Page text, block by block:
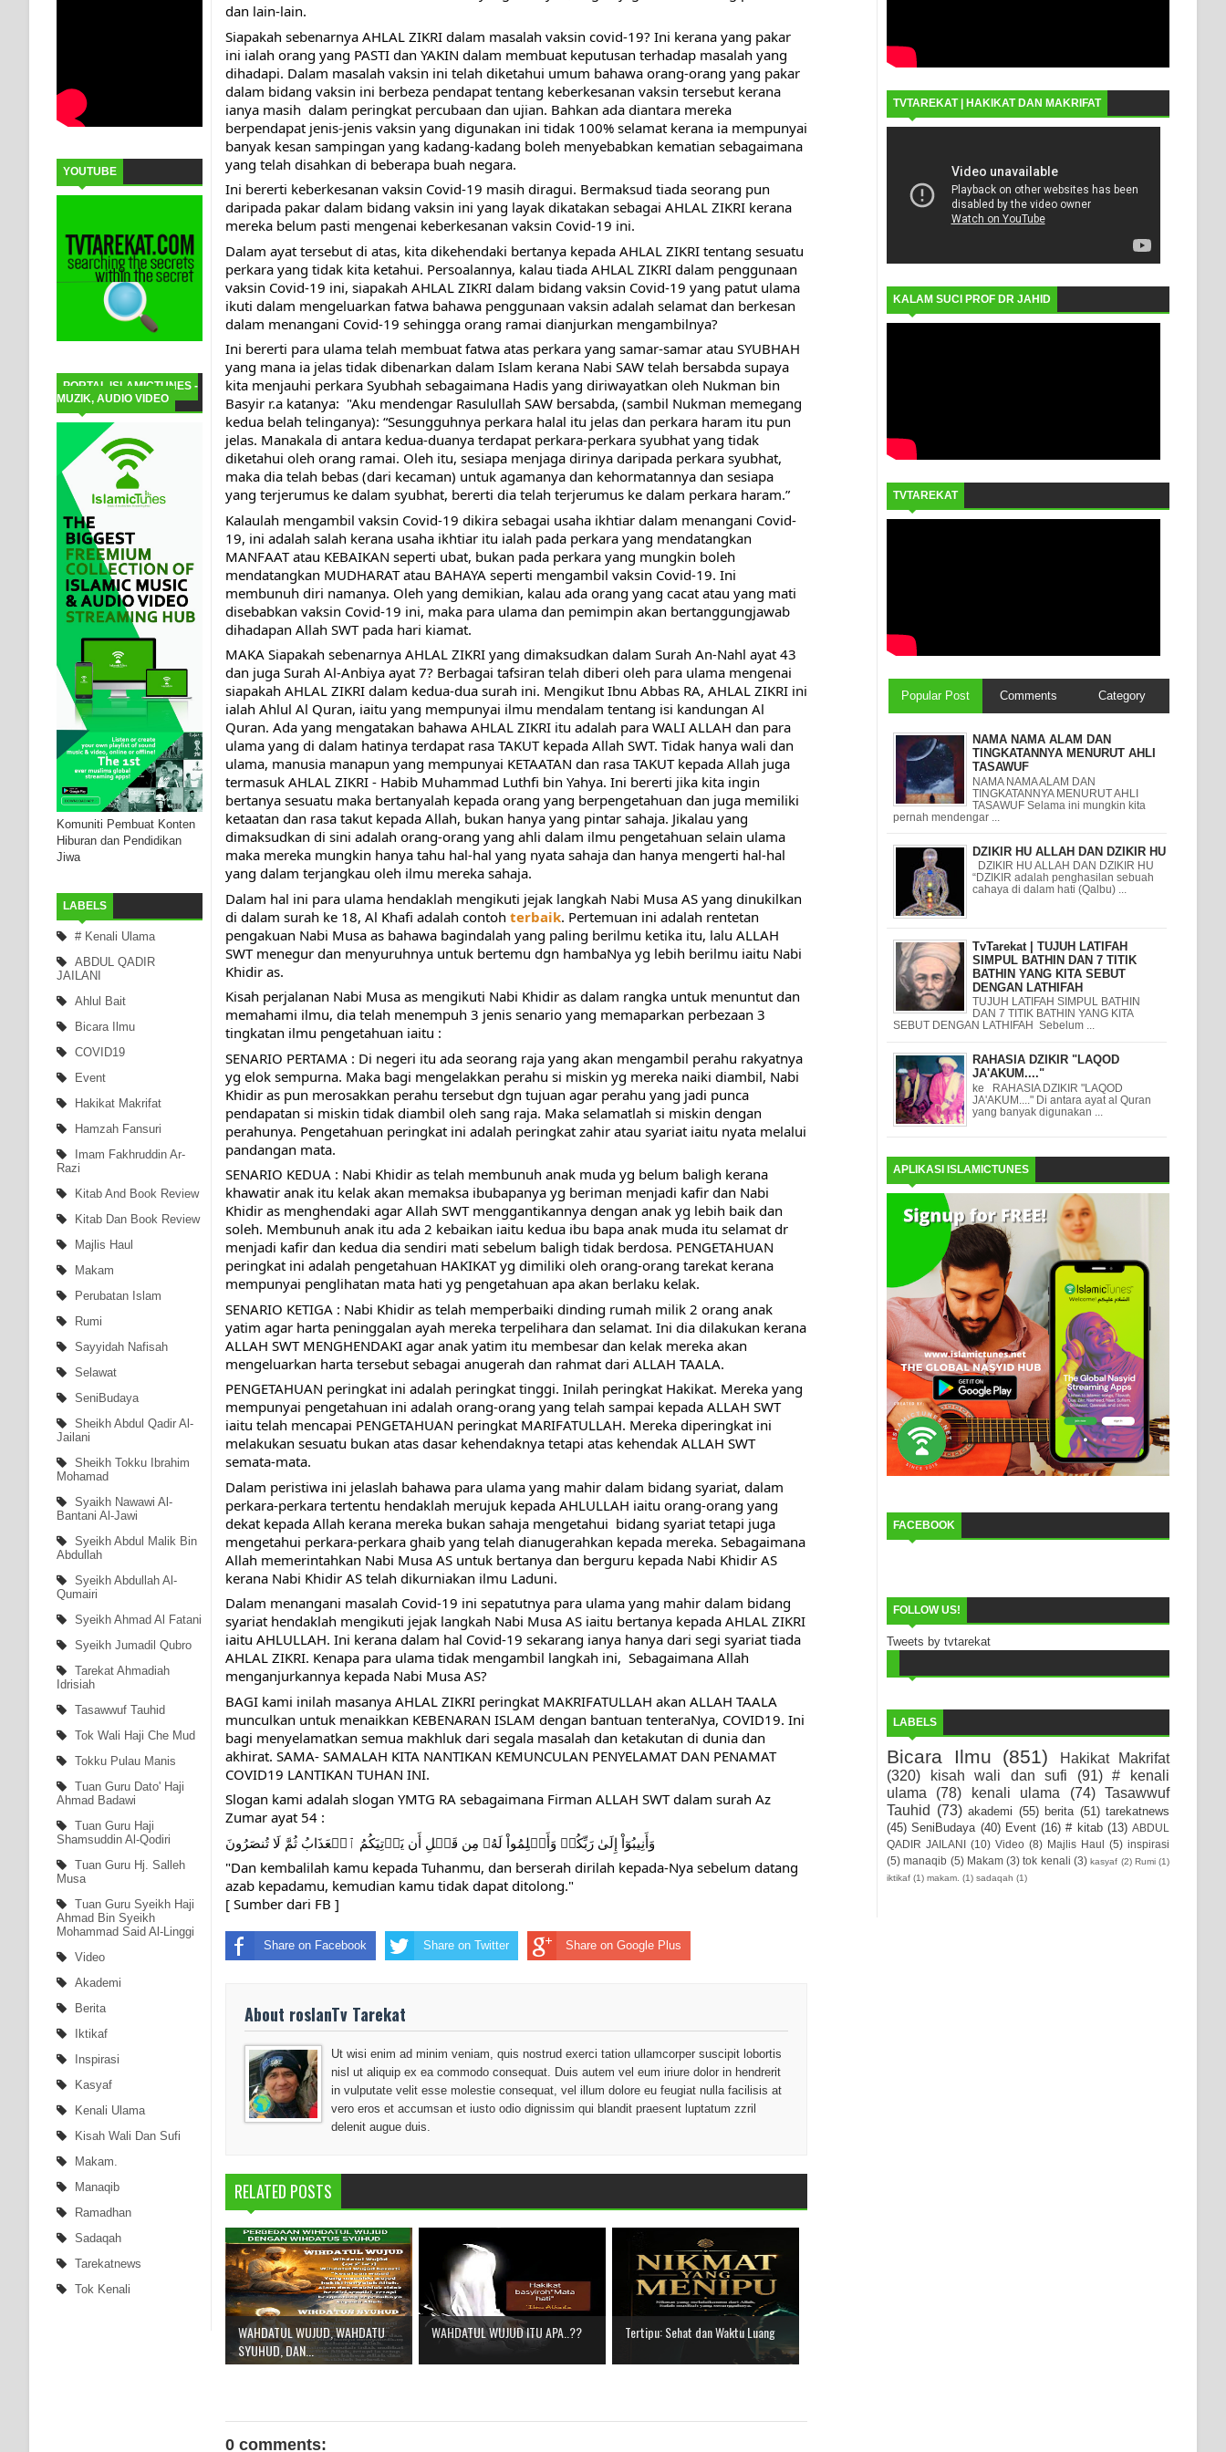
YOUTUBE
PORTAL ISLAMICTUNES -
MUZIK, AUDIO VIDEO
Komuniti Pembuat Konten
Hiburan dan Pendidikan
Jiwa
LABELS
# Kenali Ulama
ABDUL QADIR
JAILANI
Ahlul Bait
Bicara Ilmu
COVID19
Event
Hakikat Makrifat
Hamzah Fansuri
Imam Fakhruddin Ar-
Razi
Kitab And Book Review
Kitab Dan Book Review
Majlis Haul
Makam
Perubatan Islam
Rumi
Sayyidah Nafisah
Selawat
SeniBudaya
Sheikh Abdul Qadir Al-
Jailani
Sheikh Tokku Ibrahim
Mohamad
Syaikh Nawawi Al-
Bantani Al-Jawi
Syeikh Abdul Malik Bin
Abdullah
Syeikh Abdullah Al-
Qumairi
Syeikh Ahmad Al Fatani
Syeikh Jumadil Qubro
Tarekat Ahmadiah
Idrisiah
Tasawwuf Tauhid
Tok Wali Haji Che Mud
Tokku Pulau Manis
Tuan Guru Dato' Haji
Ahmad Badawi
Tuan Guru Haji
Shamsuddin Al-Qodiri
Tuan Guru Hj. Salleh
Musa
Tuan Guru Syeikh Haji
Ahmad Bin Syeikh
Mohammad Said Al-Linggi
Video
Akademi
Berita
Iktikaf
Inspirasi
Kasyaf
Kenali Ulama
Kisah Wali Dan Sufi
Makam.
Manaqib
Ramadhan
Sadaqah
Tarekatnews
Tok Kenali
dan lain-lain.
Siapakah sebenarnya AHLAL ZIKRI dalam masalah vaksin covid-19? Ini kerana yang pakar
ini ialah orang yang PASTI dan YAKIN dalam membuat keputusan terhadap masalah yang
dihadapi. Dalam masalah vaksin ini telah diketahui umum bahawa orang-orang yang pakar
dalam bidang vaksin ini berbeza pendapat tentang keberkesanan vaksin tersebut kerana
ianya masih  dalam peringkat percubaan dan ujian. Bahkan ada diantara mereka
berpendapat jenis-jenis vaksin yang digunakan ini tidak 100% selamat kerana ia mempunyai
banyak kesan sampingan yang kadang-kadang boleh menyebabkan kematian sebagaimana
yang telah disahkan di beberapa buah negara.
Ini bererti keberkesanan vaksin Covid-19 masih diragui. Bermaksud tiada seorang pun
daripada pakar dalam bidang vaksin ini yang layak dikatakan sebagai AHLAL ZIKRI kerana
mereka belum pasti mengenai keberkesanan vaksin Covid-19 ini.
Dalam ayat tersebut di atas, kita dikehendaki bertanya kepada AHLAL ZIKRI tentang sesuatu
perkara yang tidak kita ketahui. Persoalannya, kalau tiada AHLAL ZIKRI dalam penggunaan
vaksin Covid-19 ini, siapakah AHLAL ZIKRI dalam bidang vaksin Covid-19 yang patut ulama
ikuti dalam mengeluarkan fatwa bahawa penggunaan vaksin adalah selamat dan berkesan
dalam menangani Covid-19 sehingga orang ramai dianjurkan mengambilnya?
Ini bererti para ulama telah membuat fatwa atas perkara yang samar-samar atau SYUBHAH
yang mana ia jelas tidak dibenarkan dalam Islam kerana Nabi SAW telah bersabda supaya
kita menjauhi perkara Syubhah sebagaimana Hadis yang diriwayatkan oleh Nukman bin
Basyir r.a katanya:  "Aku mendengar Rasulullah SAW bersabda, (sambil Nukman memegang
kedua belah telinganya): “Sesungguhnya perkara halal itu jelas dan perkara haram itu pun
jelas. Manakala di antara kedua-duanya terdapat perkara-perkara syubhat yang tidak
diketahui oleh orang ramai. Oleh itu, sesiapa menjaga dirinya daripada perkara syubhat,
maka dia telah bebas (dari kecaman) untuk agamanya dan kehormatannya dan sesiapa
yang terjerumus ke dalam syubhat, bererti dia telah terjerumus ke dalam perkara haram.”
Kalaulah mengambil vaksin Covid-19 dikira sebagai usaha ikhtiar dalam menangani Covid-
19, ini adalah salah kerana usaha ikhtiar itu ialah pada perkara yang mendatangkan
MANFAAT atau KEBAIKAN seperti ubat, bukan pada perkara yang mungkin boleh
mendatangkan MUDHARAT atau BAHAYA seperti mengambil vaksin Covid-19. Ini
membunuh diri namanya. Oleh yang demikian, kalau ada orang yang cacat atau yang mati
disebabkan vaksin Covid-19 ini, maka para ulama dan pemimpin akan bertanggungjawab
dihadapan Allah SWT pada hari kiamat.
MAKA Siapakah sebenarnya AHLAL ZIKRI yang dimaksudkan dalam Surah An-Nahl ayat 43
dan juga Surah Al-Anbiya ayat 7? Berbagai tafsiran telah diberi oleh para ulama mengenai
siapakah AHLAL ZIKRI dalam kedua-dua surah ini. Mengikut Ibnu Abbas RA, AHLAL ZIKRI ini
ialah Ahlul Al Quran, iaitu yang mempunyai ilmu mendalam tentang isi kandungan Al
Quran. Ada yang mengatakan bahawa AHLAL ZIKRI itu adalah para WALI ALLAH dan para
ulama yang di dalam hatinya terdapat rasa TAKUT kepada Allah SWT. Tidak hanya wali dan
ulama, manusia manapun yang mempunyai KETAATAN dan rasa TAKUT kepada Allah juga
termasuk AHLAL ZIKRI - Habib Muhammad Luthfi bin Yahya. Ini bererti jika kita ingin
bertanya sesuatu maka bertanyalah kepada orang yang berpengetahuan dan juga memiliki
ketaatan dan rasa takut kepada Allah, bukan hanya yang pintar sahaja. Jikalau yang
dimaksudkan di sini adalah orang-orang yang ahli dalam ilmu pengetahuan selain ulama
maka mereka mungkin hanya tahu hal-hal yang nyata sahaja dan hanya mengerti hal-hal
yang dalam terjangkau oleh ilmu mereka sahaja.
Dalam hal ini para ulama hendaklah mengikuti jejak langkah Nabi Musa AS yang dinukilkan
di dalam surah ke 18, Al Khafi adalah contoh terbaik. Pertemuan ini adalah rentetan
pengakuan Nabi Musa as bahawa bagindalah yang paling berilmu ketika itu, lalu ALLAH
SWT menegur dan menyuruhnya untuk bertemu dgn hambaNya yg lebih berilmu iaitu Nabi
Khidir as.
Kisah perjalanan Nabi Musa as mengikuti Nabi Khidir as dalam rangka untuk menuntut dan
memahami ilmu, dia telah menempuh 3 jenis senario yang memaparkan perbezaan 3
tingkatan ilmu pengetahuan iaitu :
SENARIO PERTAMA : Di negeri itu ada seorang raja yang akan mengambil perahu rakyatnya
yg elok sempurna. Maka bagi mengelakkan perahu si miskin yg mereka naiki diambil, Nabi
Khidir as pun merosakkan perahu tersebut dgn tujuan agar perahu yang jadi punca
pendapatan si miskin tidak diambil oleh sang raja. Maka selamatlah si miskin dengan
perahunya. Pengetahuan peringkat ini adalah peringkat zahir atau syariat iaitu nyata melalui
pandangan mata.
SENARIO KEDUA : Nabi Khidir as telah membunuh anak muda yg belum baligh kerana
khawatir anak itu kelak akan memaksa ibubapanya yg beriman menjadi kafir dan Nabi
Khidir as menghendaki agar Allah SWT menggantikannya dengan anak yg lebih baik dan
soleh. Membunuh anak itu ada 2 kebaikan iaitu kedua ibu bapa anak muda itu selamat dr
menjadi kafir dan kedua dia sendiri mati sebelum baligh tidak berdosa. PENGETAHUAN
peringkat ini adalah pengetahuan HAKIKAT yg dimiliki oleh orang-orang tarekat kerana
mempunyai penglihatan mata hati yg pengetahuan apa akan berlaku kelak.
SENARIO KETIGA : Nabi Khidir as telah memperbaiki dinding rumah milik 2 orang anak
yatim agar harta peninggalan ayah mereka terpelihara dan selamat. Ini dia dilakukan kerana
ALLAH SWT MENGHENDAKI agar anak yatim itu membesar dan kelak mereka akan
mengeluarkan harta tersebut sebagai anugerah dan rahmat dari ALLAH TAALA.
PENGETAHUAN peringkat ini adalah peringkat tinggi. Inilah peringkat Hakikat. Mereka yang
mempunyai pengetahuan ini adalah orang-orang yang telah sampai kepada ALLAH SWT
iaitu telah mencapai PENGETAHUAN peringkat MARIFATULLAH. Mereka diperingkat ini
melakukan sesuatu bukan atas dasar kehendaknya tetapi atas kehendak ALLAH SWT
semata-mata.
Dalam peristiwa ini jelaslah bahawa para ulama yang mahir dalam bidang syariat, dalam
perkara-perkara tertentu hendaklah merujuk kepada AHLULLAH iaitu orang-orang yang
dekat kepada Allah kerana mereka bukan sahaja mengetahui  bidang syariat tetapi juga
mengetahui perkara-perkara ghaib yang telah dianugerahkan kepada mereka. Sebagaimana
Allah memerintahkan Nabi Musa AS untuk bertanya dan berguru kepada Nabi Khidir AS
kerana Nabi Khidir AS telah dikurniakan ilmu Laduni.
Dalam menangani masalah Covid-19 ini sepatutnya para ulama yang mahir dalam bidang
syariat hendaklah mengikuti jejak langkah Nabi Musa AS iaitu bertanya kepada AHLAL ZIKRI
iaitu AHLULLAH. Ini kerana dalam hal Covid-19 sekarang ianya hanya dari segi syariat tiada
AHLAL ZIKRI. Kenapa para ulama tidak mengambil langkah ini,  Sebagaimana Allah
menganjurkannya kepada Nabi Musa AS?
BAGI kami inilah masanya AHLAL ZIKRI peringkat MAKRIFATULLAH akan ALLAH TAALA
munculkan untuk menaikkan KEBENARAN ISLAM dengan bantuan tenteraNya, COVID19. Ini
bagi menyelamatkan semua makhluk dari segala masalah dan ketakutan di dunia dan
akhirat. SAMA- SAMALAH KITA NANTIKAN KEMUNCULAN PENYELAMAT DAN PENAMAT
COVID19 LANTIKAN TUHAN INI.
Slogan kami adalah slogan YMTG RA sebagaimana Firman ALLAH SWT dalam surah Az
Zumar ayat 54 :
‎وَأَنِيبُوٓاْ إِلَىٰ رَبِّكُمۡ وَأَسۡلِمُواْ لَهُۥ مِن قَبۡلِ أَن يَأۡتِيَكُمُ ٱلۡعَذَابُ ثُمَّ لَا تُنصَرُونَ
"Dan kembalilah kamu kepada Tuhanmu, dan berserah dirilah kepada-Nya sebelum datang
azab kepadamu, kemudian kamu tidak dapat ditolong."
[ Sumber dari FB ]
Share on Facebook Share on Twitter Share on Google Plus
About roslanTv Tarekat
Ut wisi enim ad minim veniam, quis nostrud exerci tation ullamcorper suscipit lobortis
nisl ut aliquip ex ea commodo consequat. Duis autem vel eum iriure dolor in hendrerit
in vulputate velit esse molestie consequat, vel illum dolore eu feugiat nulla facilisis at
vero eros et accumsan et iusto odio dignissim qui blandit praesent luptatum zzril
delenit augue duis.
RELATED POSTS
WAHDATUL WUJUD, WAHDATU
SYUHUD, DAN...
WAHDATUL WUJUD ITU APA..?? Tertipu: Sehat dan Waktu Luang
0 comments:
TVTAREKAT | HAKIKAT DAN MAKRIFAT
KALAM SUCI PROF DR JAHID
TVTAREKAT
Popular Post Comments Category
NAMA NAMA ALAM DAN
TINGKATANNYA MENURUT AHLI
TASAWUF
NAMA NAMA ALAM DAN
TINGKATANNYA MENURUT AHLI
TASAWUF Selama ini mungkin kita
pernah mendengar ...
DZIKIR HU ALLAH DAN DZIKIR HU
DZIKIR HU ALLAH DAN DZIKIR HU
“DZIKIR adalah penghasilan sebuah
cahaya di dalam hati (Qalbu) ...
TvTarekat | TUJUH LATIFAH
SIMPUL BATHIN DAN 7 TITIK
BATHIN YANG KITA SEBUT
DENGAN LATHIFAH
TUJUH LATIFAH SIMPUL BATHIN
DAN 7 TITIK BATHIN YANG KITA
SEBUT DENGAN LATHIFAH Sebelum ...
RAHASIA DZIKIR "LAQOD
JA'AKUM...."
ke RAHASIA DZIKIR "LAQOD
JA'AKUM...." Di antara ayat al Quran
yang banyak digunakan ...
APLIKASI ISLAMICTUNES
FACEBOOK
FOLLOW US!
Tweets by tvtarekat
LABELS
Bicara Ilmu (851)
Hakikat Makrifat
(320)
kisah wali dan sufi (91)
# kenali
ulama
(78) kenali ulama (74)
Tasawwuf
Tauhid (73) akademi (55) berita (51) tarekatnews
(45) SeniBudaya (40) Event (16) # kitab (13) ABDUL
QADIR JAILANI
(10) Video (8) Majlis Haul (5) inspirasi
(5) manaqib (5) Makam (3) tok kenali (3) kasyaf (2) Rumi (1)
iktikaf (1) makam. (1) sadaqah (1)